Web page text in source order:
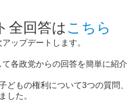
全回答はこちら
ップデートします。
各政党からの回答を簡単に紹介
どもの権利について3つの質問、
した。